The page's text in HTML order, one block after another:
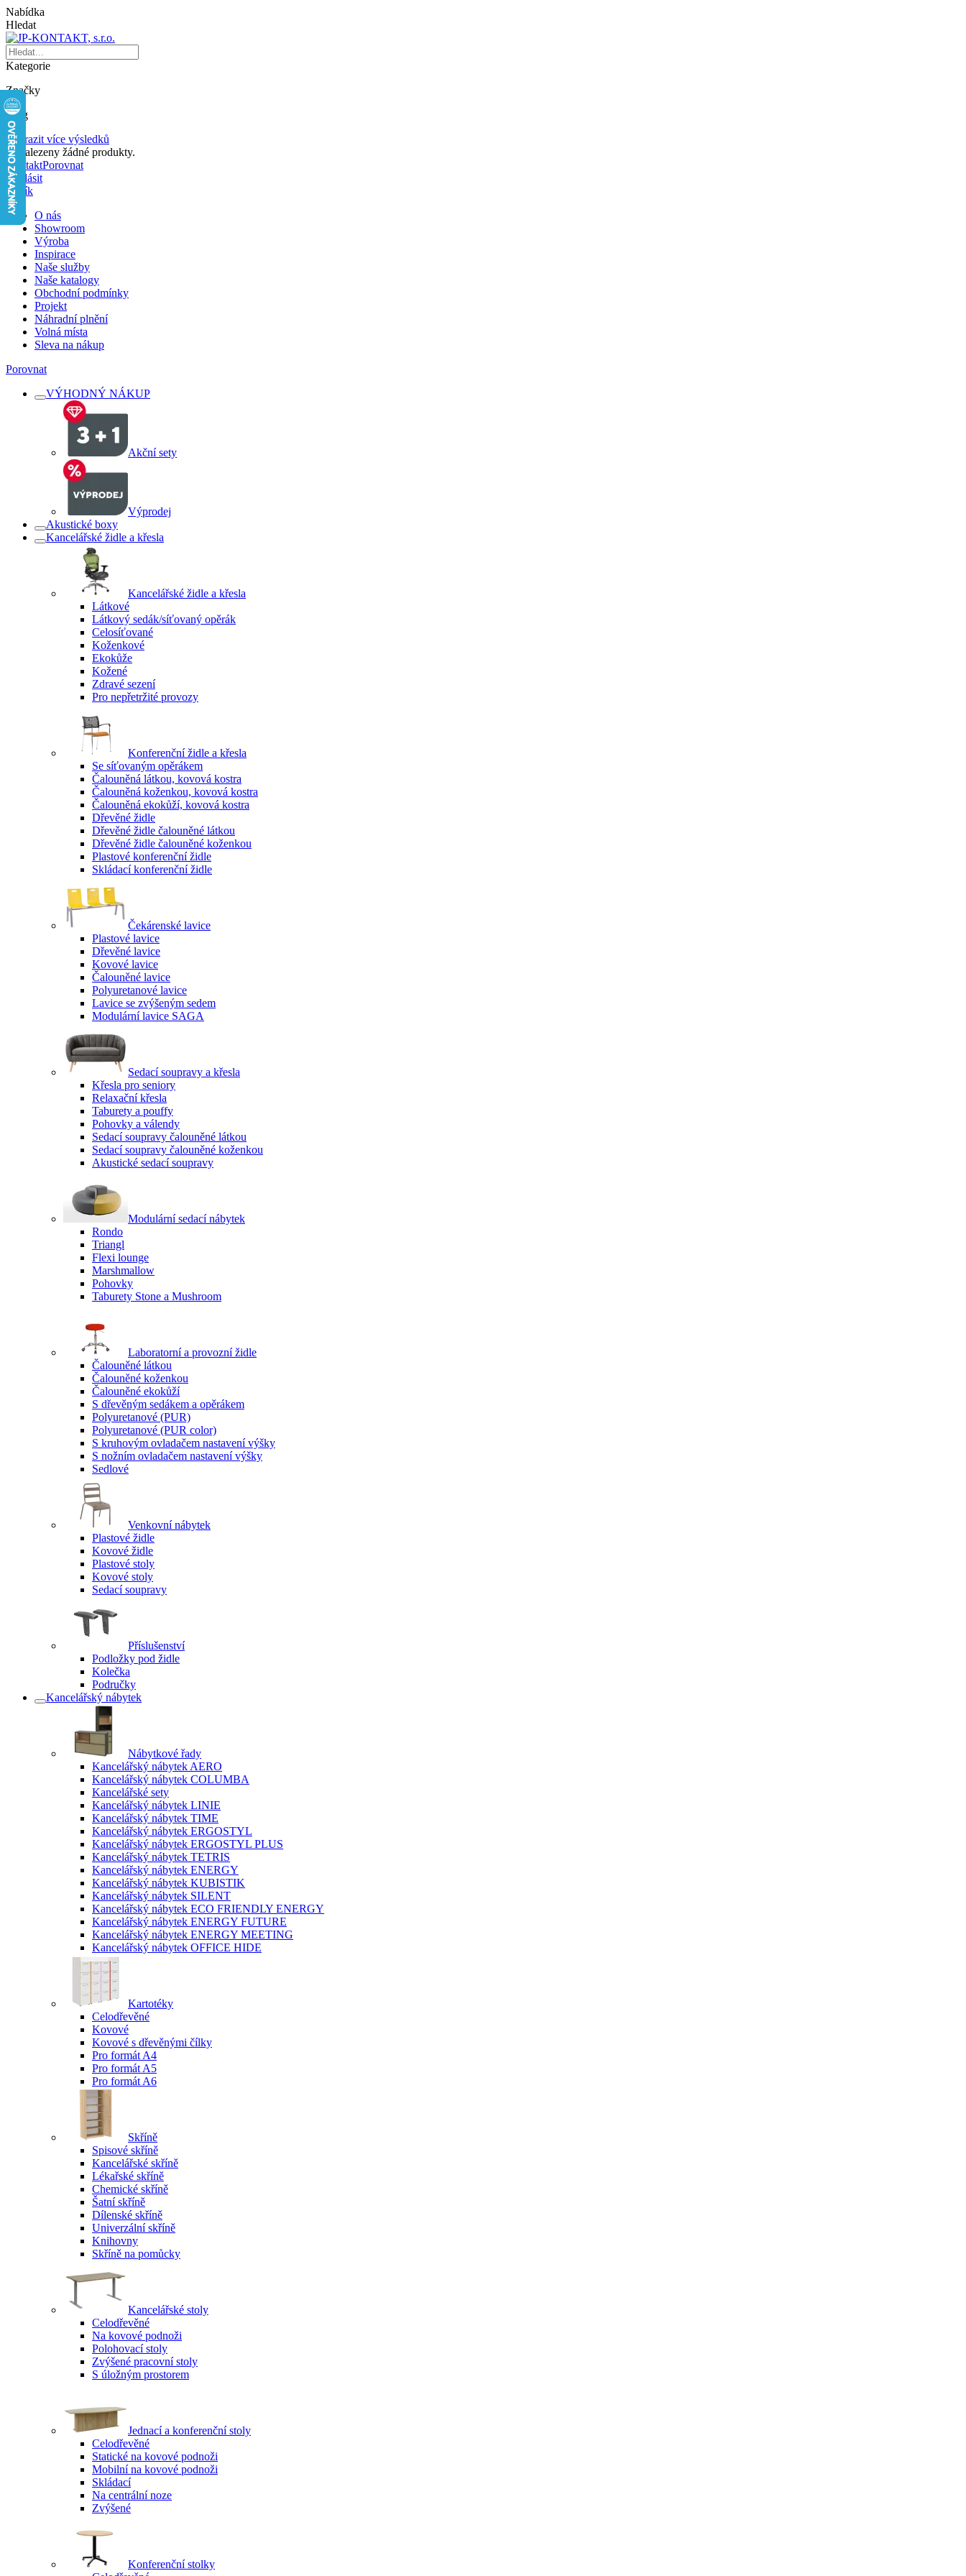
Nabídka
Hledat
Kategorie
Značky
Blog
Zobrazit více výsledků
Nenalezeny žádné produkty.
KontaktPorovnat
Přihlásit
Košík
O nás
Showroom
Výroba
Inspirace
Naše služby
Naše katalogy
Obchodní podmínky
Projekt
Náhradní plnění
Volná místa
Sleva na nákup
Porovnat
VÝHODNÝ NÁKUP
Akční sety
Výprodej
Akustické boxy
Kancelářské židle a křesla
Kancelářské židle a křesla
Látkové
Látkový sedák/síťovaný opěrák
Celosíťované
Koženkové
Ekokůže
Kožené
Zdravé sezení
Pro nepřetržité provozy
Konferenční židle a křesla
Se síťovaným opěrákem
Čalouněná látkou, kovová kostra
Čalouněná koženkou, kovová kostra
Čalouněná ekokůží, kovová kostra
Dřevěné židle
Dřevěné židle čalouněné látkou
Dřevěné židle čalouněné koženkou
Plastové konferenční židle
Skládací konferenční židle
Čekárenské lavice
Plastové lavice
Dřevěné lavice
Kovové lavice
Čalouněné lavice
Polyuretanové lavice
Lavice se zvýšeným sedem
Modulární lavice SAGA
Sedací soupravy a křesla
Křesla pro seniory
Relaxační křesla
Taburety a pouffy
Pohovky a válendy
Sedací soupravy čalouněné látkou
Sedací soupravy čalouněné koženkou
Akustické sedací soupravy
Modulární sedací nábytek
Rondo
Triangl
Flexi lounge
Marshmallow
Pohovky
Taburety Stone a Mushroom
Laboratorní a provozní židle
Čalouněné látkou
Čalouněné koženkou
Čalouněné ekokůží
S dřevěným sedákem a opěrákem
Polyuretanové (PUR)
Polyuretanové (PUR color)
S kruhovým ovladačem nastavení výšky
S nožním ovladačem nastavení výšky
Sedlové
Venkovní nábytek
Plastové židle
Kovové židle
Plastové stoly
Kovové stoly
Sedací soupravy
Příslušenství
Podložky pod židle
Kolečka
Područky
Kancelářský nábytek
Nábytkové řady
Kancelářský nábytek AERO
Kancelářský nábytek COLUMBA
Kancelářské sety
Kancelářský nábytek LINIE
Kancelářský nábytek TIME
Kancelářský nábytek ERGOSTYL
Kancelářský nábytek ERGOSTYL PLUS
Kancelářský nábytek TETRIS
Kancelářský nábytek ENERGY
Kancelářský nábytek KUBISTIK
Kancelářský nábytek SILENT
Kancelářský nábytek ECO FRIENDLY ENERGY
Kancelářský nábytek ENERGY FUTURE
Kancelářský nábytek ENERGY MEETING
Kancelářský nábytek OFFICE HIDE
Kartotéky
Celodřevěné
Kovové
Kovové s dřevěnými čílky
Pro formát A4
Pro formát A5
Pro formát A6
Skříně
Spisové skříně
Kancelářské skříně
Lékařské skříně
Chemické skříně
Šatní skříně
Dílenské skříně
Univerzální skříně
Knihovny
Skříně na pomůcky
Kancelářské stoly
Celodřevěné
Na kovové podnoži
Polohovací stoly
Zvýšené pracovní stoly
S úložným prostorem
Jednací a konferenční stoly
Celodřevěné
Statické na kovové podnoži
Mobilní na kovové podnoži
Skládací
Na centrální noze
Zvýšené
Konferenční stolky